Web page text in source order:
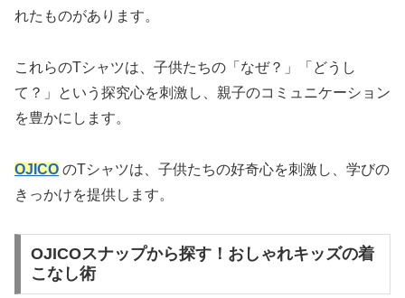
れたものがあります。
これらのTシャツは、子供たちの「なぜ？」「どうし
て？」という探究心を刺激し、親子のコミュニケーション
を豊かにします。
OJICO のTシャツは、子供たちの好奇心を刺激し、学びの
きっかけを提供します。
OJICOスナップから探す！おしゃれキッズの着
こなし術